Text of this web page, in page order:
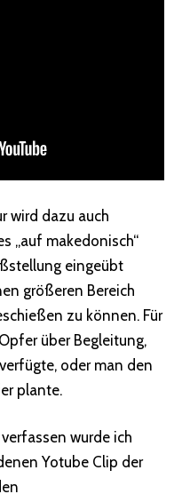
wird dazu auch
„auf makedonisch“
eingeübt
größeren Bereich
zu können. Für
über Begleitung,
oder man den
plante.
wurde ich
Yotube Clip der